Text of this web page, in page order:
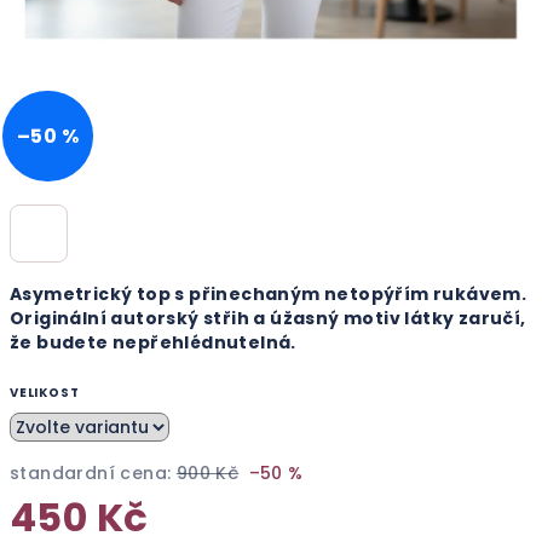
Asymetrický top s přinechaným netopýřím rukávem.
Originální autorský střih a úžasný motiv látky zaručí,
že budete nepřehlédnutelná.
VELIKOST
standardní cena: 900 Kč –50 %
450 Kč
–50 %